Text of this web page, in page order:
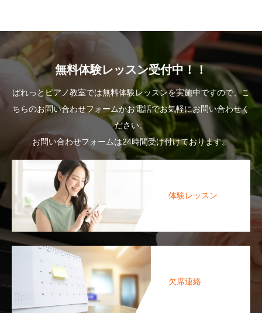
無料体験レッスン受付中！！
ぱれっとピアノ教室では無料体験レッスンを実施中ですので、こ
ちらのお問い合わせフォームかお電話でお気軽にお問い合わせく
ださい。
お問い合わせフォームは24時間受け付けております。
体験レッスン
欠席連絡